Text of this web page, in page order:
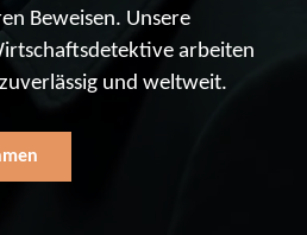
Beweisen. Unsere
arbeiten
und weltweit.